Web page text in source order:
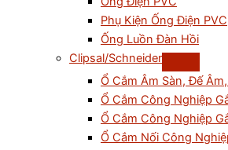
Phụ Kiện Ống Điện PVC
Ống Luồn Đàn Hồi
Clipsal/Schneider
Ổ Cắm Âm Sàn, Đế
Ổ Cắm Công Nghiệp
Ổ Cắm Công Nghiệp
Ổ Cắm Nối Công